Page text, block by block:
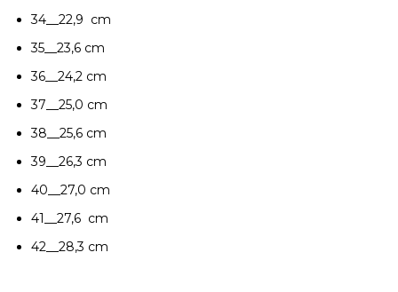
34__22,9 cm
35__23,6 cm
36__24,2 cm
37__25,0 cm
38__25,6 cm
39__26,3 cm
40__27,0 cm
41__27,6 cm
42__28,3 cm